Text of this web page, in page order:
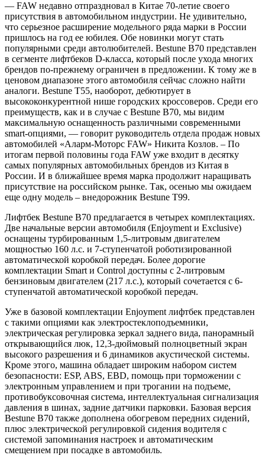
— FAW недавно отпраздновал в Китае 70-летие своего
присутствия в автомобильном индустрии. Не удивительно,
что серьезное расширение модельного ряда марки в России
пришлось на год ее юбилея. Обе новинки могут стать
популярными среди автолюбителей. Bestune B70 представлен
в сегменте лифтбеков D-класса, который после ухода многих
брендов по-прежнему ограничен в предложении. К тому же в
ценовом диапазоне этого автомобиля сейчас сложно найти
аналоги. Bestune T55, наоборот, дебютирует в
высококонкурентной нише городских кроссоверов. Среди его
преимуществ, как и в случае с Bestune B70, мы видим
максимальную оснащенность различными современными
smart-опциями, — говорит руководитель отдела продаж новых
автомобилей «Аларм-Моторс FAW» Никита Козлов. – По
итогам первой половины года FAW уже входит в десятку
самых популярных автомобильных брендов из Китая в
России. И в ближайшее время марка продолжит наращивать
присутствие на российском рынке. Так, осенью мы ожидаем
еще одну модель – внедорожник Bestune T99.
Лифтбек Bestune B70 предлагается в четырех комплектациях.
Две начальные версии автомобиля (Enjoyment и Exclusive)
оснащены турбированным 1,5-литровым двигателем
мощностью 160 л.с. и 7-ступенчатой роботизированной
автоматической коробкой передач. Более дорогие
комплектации Smart и Control доступны с 2-литровым
бензиновым двигателем (217 л.с.), который сочетается с 6-
ступенчатой автоматической коробкой передач.
Уже в базовой комплектации Enjoyment лифтбек представлен
с такими опциями как электростеклоподъемники,
электрическая регулировка зеркал заднего вида, панорамный
открывающийся люк, 12,3-дюймовый полноцветный экран
высокого разрешения и 6 динамиков акустической системы.
Кроме этого, машина обладает широким набором систем
безопасности: ESP, ABS, EBD, помощь при торможении с
электронным управлением и при трогании на подъеме,
противобуксовочная система, интеллектуальная сигнализация
давления в шинах, задние датчики парковки. Базовая версия
Bestune B70 также дополнена обогревом передних сидений,
плюс электрической регулировкой сидения водителя с
системой запоминания настроек и автоматическим
смещением при посадке в автомобиль.